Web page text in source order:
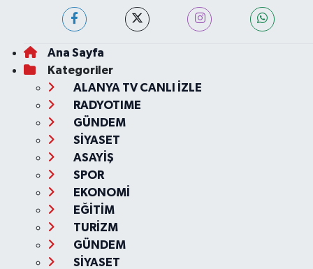
Ana Sayfa
Kategoriler
ALANYA TV CANLI İZLE
RADYOTIME
GÜNDEM
SİYASET
ASAYİŞ
SPOR
EKONOMİ
EĞİTİM
TURİZM
GÜNDEM
SİYASET